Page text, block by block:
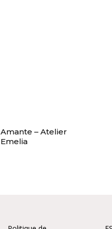
Amante – Atelier
Emelia